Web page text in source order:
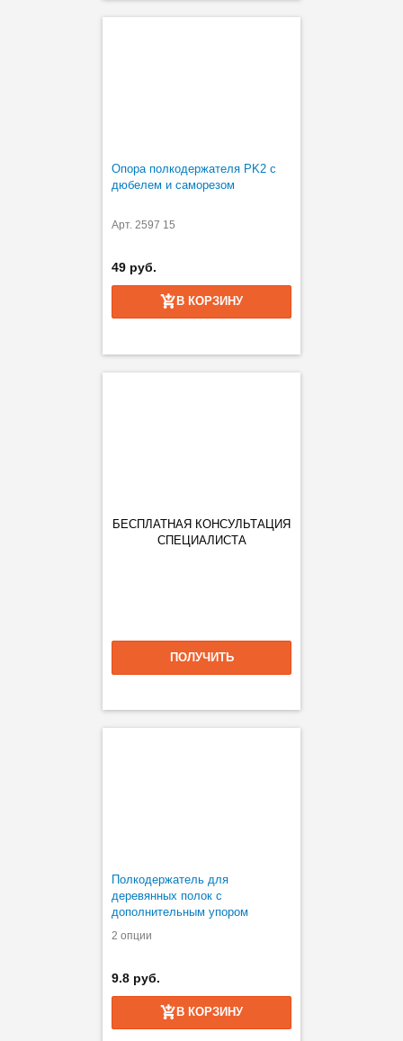
Опора полкодержателя PK2 с
дюбелем и саморезом
Арт. 2597 15
49 руб.
В КОРЗИНУ
БЕСПЛАТНАЯ КОНСУЛЬТАЦИЯ
СПЕЦИАЛИСТА
ПОЛУЧИТЬ
Полкодержатель для
деревянных полок с
дополнительным упором
2 опции
9.8 руб.
В КОРЗИНУ